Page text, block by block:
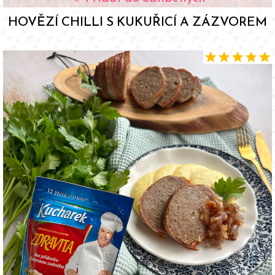
HOVĚZÍ CHILLI S KUKUŘICÍ A ZÁZVOREM
starstarstarstarstar